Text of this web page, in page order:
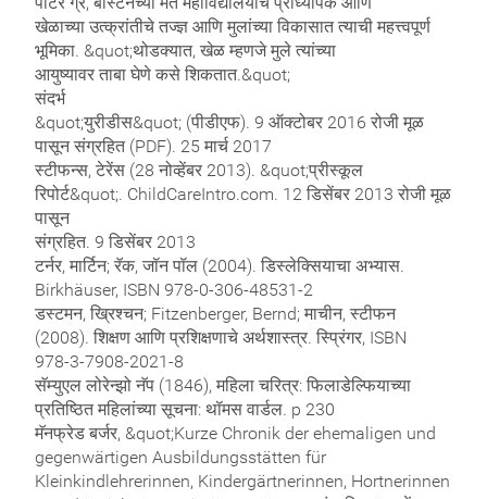
खेळाच्या उत्क्रांतीचे तज्ज्ञ आणि मुलांच्या विकासात त्याची महत्त्वपूर्ण
भूमिका. &quot;थोडक्यात, खेळ म्हणजे मुले त्यांच्या
आयुष्यावर ताबा घेणे कसे शिकतात.&quot;
संदर्भ
&quot;युरीडीस&quot; (पीडीएफ). 9 ऑक्टोबर 2016 रोजी मूळ
पासून संग्रहित (PDF). 25 मार्च 2017
स्टीफन्स, टेरेंस (28 नोव्हेंबर 2013). &quot;प्रीस्कूल
रिपोर्ट&quot;. ChildCareIntro.com. 12 डिसेंबर 2013 रोजी मूळ
पासून
संग्रहित. 9 डिसेंबर 2013
टर्नर, मार्टिन; रॅक, जॉन पॉल (2004). डिस्लेक्सियाचा अभ्यास.
Birkhäuser, ISBN 978-0-306-48531-2
डस्टमन, ख्रिश्चन; Fitzenberger, Bernd; माचीन, स्टीफन
(2008). शिक्षण आणि प्रशिक्षणाचे अर्थशास्त्र. स्प्रिंगर, ISBN
978-3-7908-2021-8
सॅम्युएल लोरेन्झो नॅप (1846), महिला चरित्र: फिलाडेल्फियाच्या
प्रतिष्ठित महिलांच्या सूचना: थॉमस वार्डल. p 230
मॅनफ्रेड बर्जर, &quot;Kurze Chronik der ehemaligen und
gegenwärtigen Ausbildungsstätten für
Kleinkindlehrerinnen, Kindergärtnerinnen, Hortnerinnen